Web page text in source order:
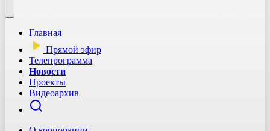
Главная
Прямой эфир
Телепрограмма
Новости
Проекты
Видеоархив